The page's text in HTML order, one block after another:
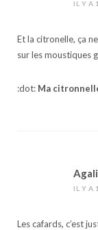
IL Y A
Et la citronelle, ça
sur les moustiques
:dot: Ma
Agali
IL Y A
Les cafards, c’est